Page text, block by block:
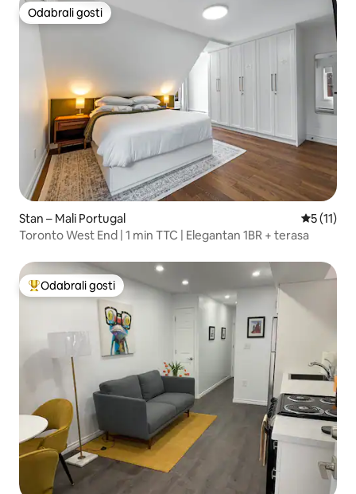
Odabrali gosti
Odabrali gosti
Stan – Mali Portugal
5 (11)
Toronto West End | 1 min TTC | Elegantan 1BR + terasa
Među najviše rangiranima s oznakom „Odabrali gosti”
Odabrali gosti